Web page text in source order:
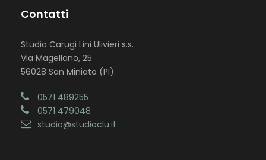
Contatti
Studio Carugi Lini Ulivieri s.s.
Via Magellano, 25
56028 San Miniato (PI)
0571 489255
0571 479048
studio@studioclu.it